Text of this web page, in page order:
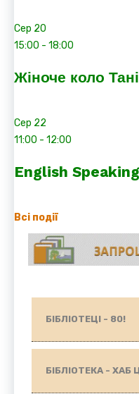
Сер 20
15:00 - 18:00
Жіноче коло
Сер 22
11:00 - 12:00
English
Всі події
БІБЛІОТЕЦІ - 80!
БІБЛІОТЕКА - ХАБ